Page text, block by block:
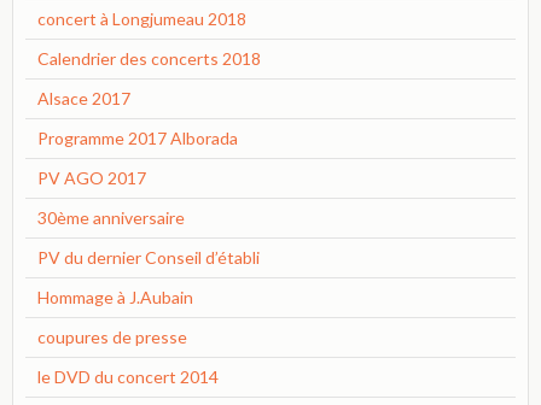
concert à Longjumeau 2018
Calendrier des concerts 2018
Alsace 2017
Programme 2017 Alborada
PV AGO 2017
30ème anniversaire
PV du dernier Conseil d’établi
Hommage à J.Aubain
coupures de presse
le DVD du concert 2014